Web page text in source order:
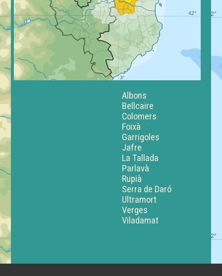
Albons
Bellcaire
Colomers
Foixà
Garrigoles
Jafre
La Tallada
Parlavà
Rupià
Serra de Daró
Ultramort
Verges
Viladamat